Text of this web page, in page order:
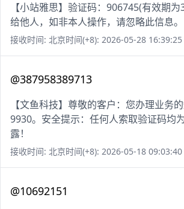
【小站雅思】验证码：906745(有效期
给他人，如非本人操作，请忽略此信息。
接收时间: 北京时间(+8): 2026-05-28 16:39:25
@387958389713
【文鱼科技】尊敬的客户：您办理业务的
9930。安全提示：任何人索取验证码均
露！
接收时间: 北京时间(+8): 2026-05-18 09:03:40
@10692151